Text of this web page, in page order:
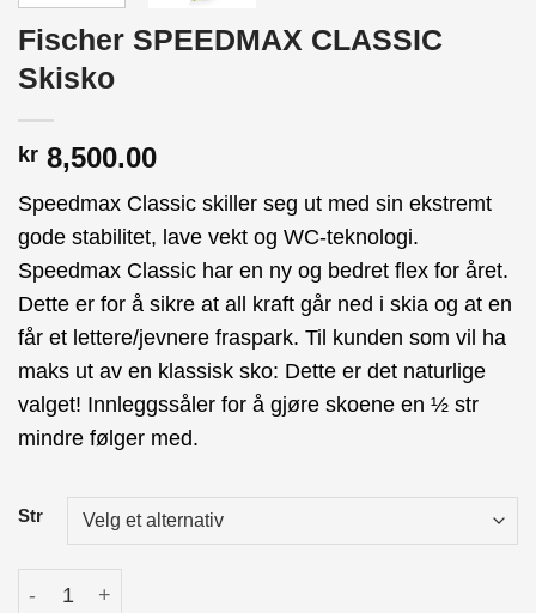
Fischer SPEEDMAX CLASSIC
Skisko
kr 8,500.00
Speedmax Classic skiller seg ut med sin ekstremt
gode stabilitet, lave vekt og WC-teknologi.
Speedmax Classic har en ny og bedret flex for året.
Dette er for å sikre at all kraft går ned i skia og at en
får et lettere/jevnere fraspark. Til kunden som vil ha
maks ut av en klassisk sko: Dette er det naturlige
valget! Innleggssåler for å gjøre skoene en ½ str
mindre følger med.
Str
Fischer SPEEDMAX CLASSIC Skisko antall